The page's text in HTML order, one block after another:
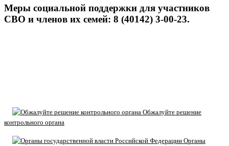
Меры социальной поддержки для участников
СВО и членов их семей: 8 (40142) 3-00-23.
Обжалуйте решение
контрольного органа
Органы